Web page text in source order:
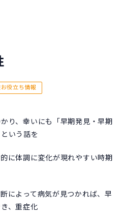
役立ち情報
り、幸いにも「早期発見・早期
いう話を
に体調に変化が現れやすい時期
によって病気が見つかれば、早
、重症化